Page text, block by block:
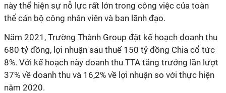
này thể hiện sự nỗ lực rất lớn trong công việc của toàn
thể cán bộ công nhân viên và ban lãnh đạo.
Năm 2021, Trường Thành Group đặt kế hoạch doanh thu
680 tỷ đồng, lợi nhuận sau thuế 150 tỷ đồng Chia cổ tức
8%. Với kế hoạch này doanh thu TTA tăng trưởng lần lượt
37% về doanh thu và 16,2% về lợi nhuận so với thực hiện
năm 2020.